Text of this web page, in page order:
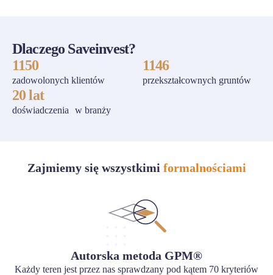
Dlaczego Saveinvest?
1150
zadowolonych klientów
1146
przekształcownych gruntów
20 lat
doświadczenia w branży
Zajmiemy się wszystkimi formalnościami
Autorska metoda GPM®
Każdy teren jest przez nas sprawdzany pod kątem 70 kryteriów